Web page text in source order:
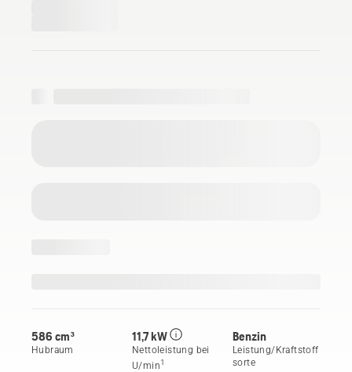
586 cm³
Hubraum
11,7 kW
Nettoleistung bei
U/min1
Benzin
Leistung/Kraftstoff
sorte